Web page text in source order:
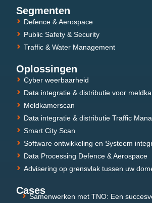
Segmenten
Defence & Aerospace
Public Safety & Security
Traffic & Water Management
Oplossingen
Cyber weerbaarheid
Data integratie & distributie voor
Meldkamerscan
Data integratie & distributie Traffic
Smart City Scan
Software ontwikkeling en Systeem
Data Processing Defence & Aerospace
Advisering op grensvlak tussen uw
Cases
Samenwerken met TNO: Een